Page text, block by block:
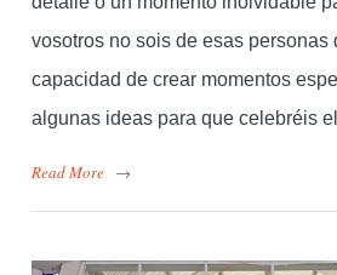
vosotros no sois de esas personas
capacidad de crear momentos
algunas ideas para que celebréis
Read More →